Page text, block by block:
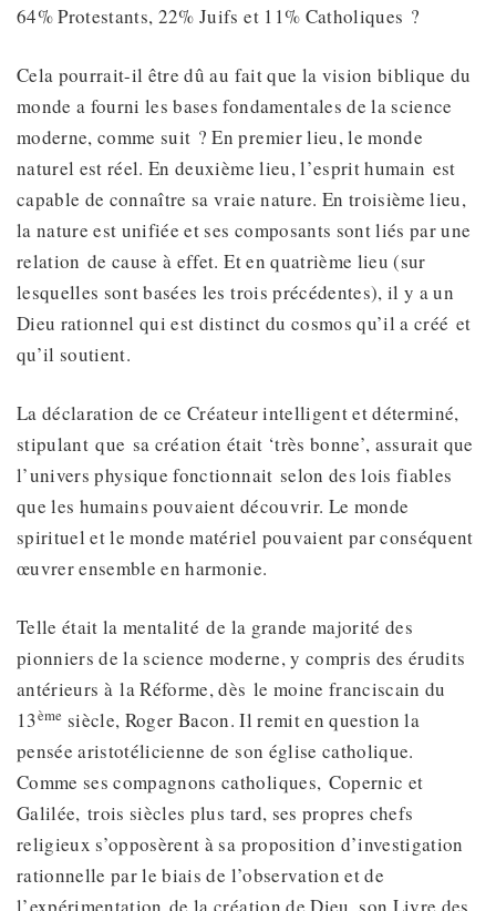
64% Protestants, 22% Juifs et 11% Catholiques ?
Cela pourrait-il être dû au fait que la vision biblique du
monde a fourni les bases fondamentales de la science
moderne, comme suit ? En premier lieu, le monde
naturel est réel. En deuxième lieu, l’esprit humain est
capable de connaître sa vraie nature. En troisième lieu,
la nature est unifiée et ses composants sont liés par une
relation de cause à effet. Et en quatrième lieu (sur
lesquelles sont basées les trois précédentes), il y a un
Dieu rationnel qui est distinct du cosmos qu’il a créé et
qu’il soutient.
La déclaration de ce Créateur intelligent et déterminé,
stipulant que sa création était ‘très bonne’, assurait que
l’univers physique fonctionnait selon des lois fiables
que les humains pouvaient découvrir. Le monde
spirituel et le monde matériel pouvaient par conséquent
œuvrer ensemble en harmonie.
Telle était la mentalité de la grande majorité des
pionniers de la science moderne, y compris des érudits
antérieurs à la Réforme, dès le moine franciscain du
13ème siècle, Roger Bacon. Il remit en question la
pensée aristotélicienne de son église catholique.
Comme ses compagnons catholiques, Copernic et
Galilée, trois siècles plus tard, ses propres chefs
religieux s’opposèrent à sa proposition d’investigation
rationnelle par le biais de l’observation et de